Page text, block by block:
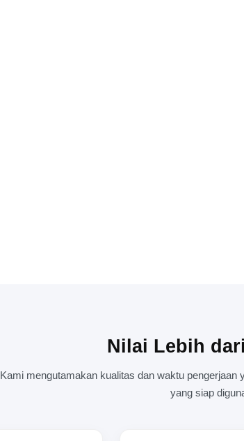
Nilai Lebih
Kami mengutamakan kualitas dan waktu pengerjaan
yang siap